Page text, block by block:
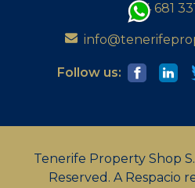
+34 681
Follow us:
Tenerife Property Shop
Reserved. A Respacio